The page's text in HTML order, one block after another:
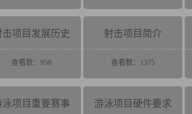
击项目发展历史
查看数：950
射击项目简介
查看数：1375
泳项目重要赛事 游泳项目硬件要求